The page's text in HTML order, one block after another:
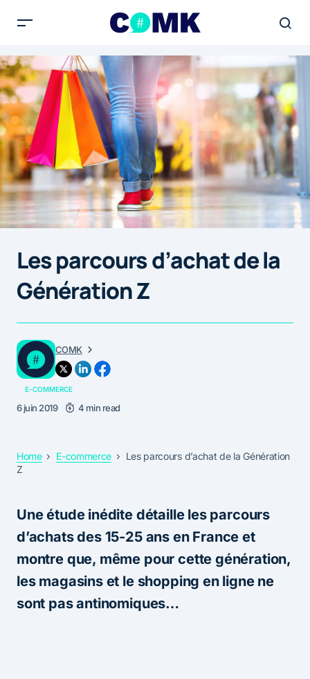
Les parcours d’achat de la
Génération Z
COMK
E-COMMERCE
6 juin 2019 4 min read
Home E-commerce
Les parcours d’achat de la Génération
Z
Une étude inédite détaille les parcours
d’achats des 15-25 ans en France et
montre que, même pour cette génération,
les magasins et le shopping en ligne ne
sont pas antinomiques…